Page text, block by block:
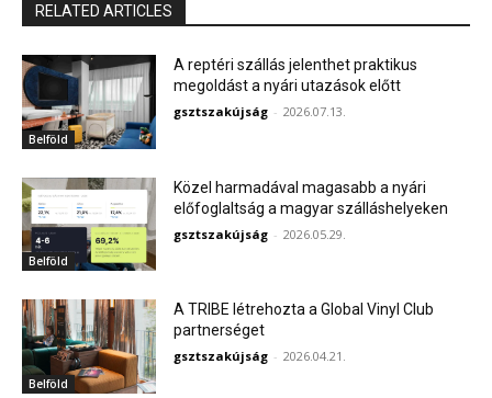
RELATED ARTICLES
Belföld
A reptéri szállás jelenthet praktikus
megoldást a nyári utazások előtt
gsztszakújság - 2026.07.13.
Belföld
Közel harmadával magasabb a nyári
előfoglaltság a magyar szálláshelyeken
gsztszakújság - 2026.05.29.
Belföld
A TRIBE létrehozta a Global Vinyl Club
partnerséget
gsztszakújság - 2026.04.21.